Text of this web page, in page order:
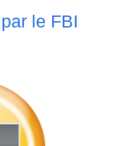
le FBI